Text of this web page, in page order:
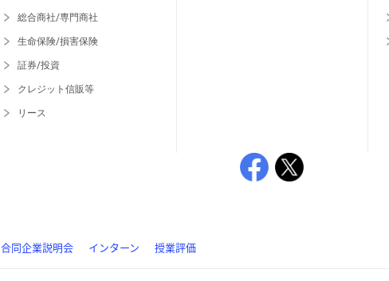
総合商社/専門商社
生命保険/損害保険
証券/投資
クレジット信販等
リース
合同企業説明会 インターン 授業評価